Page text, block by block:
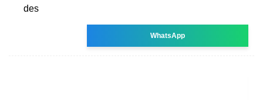
des
WhatsApp